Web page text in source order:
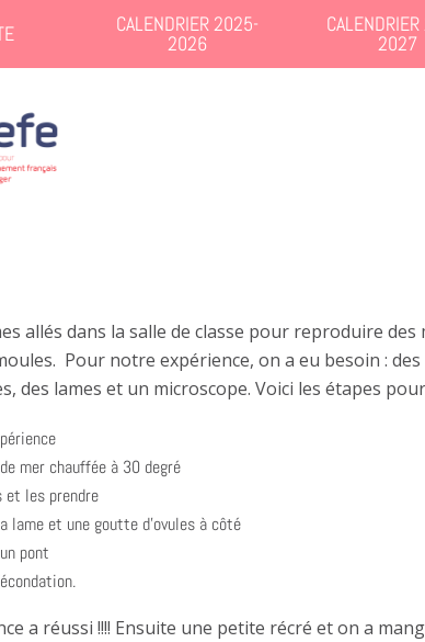
CALENDRIER 2025-
2026 2027
allés dans la salle de classe pour reproduire
Pour notre expérience, on a eu besoin :
des lames et un microscope. Voici les étapes
mer chauffée à 30 degré
et les prendre
lame et une goutte d’ovules à côté
pont
a réussi !!!! Ensuite une petite récré et on a